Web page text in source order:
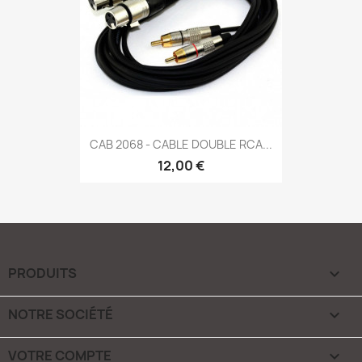
CAB 2068 - CABLE DOUBLE RCA...
12,00 €
PRODUITS 
NOTRE SOCIÉTÉ 
VOTRE COMPTE 